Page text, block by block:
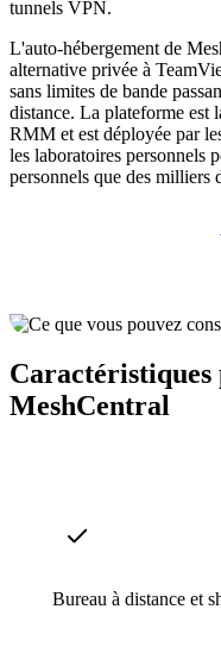
tunnels VPN.
L'auto-hébergement de
alternative privée à
sans limites de bande
distance. La plateforme est
RMM et est déployée par
les laboratoires personnels
personnels que des milliers
Caractéristiques
MeshCentral
Bureau à distance et